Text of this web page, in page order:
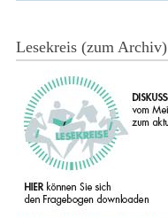
Lesekreis (zum Archiv)